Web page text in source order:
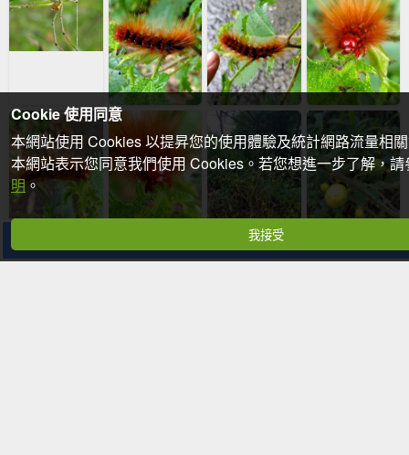
分享
Cookie 使用同意
本網站使用 Cookies 以提昇您的使用體驗及統計網路流量相
本網站表示您同意我們使用 Cookies。若您想進一步了解，
明。
我接受